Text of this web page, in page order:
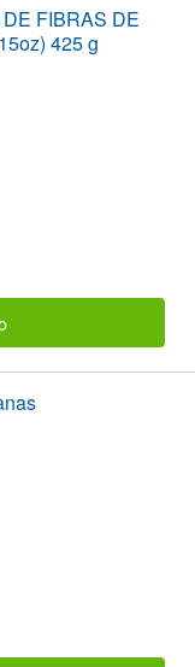
FIBRAS DE
425 g